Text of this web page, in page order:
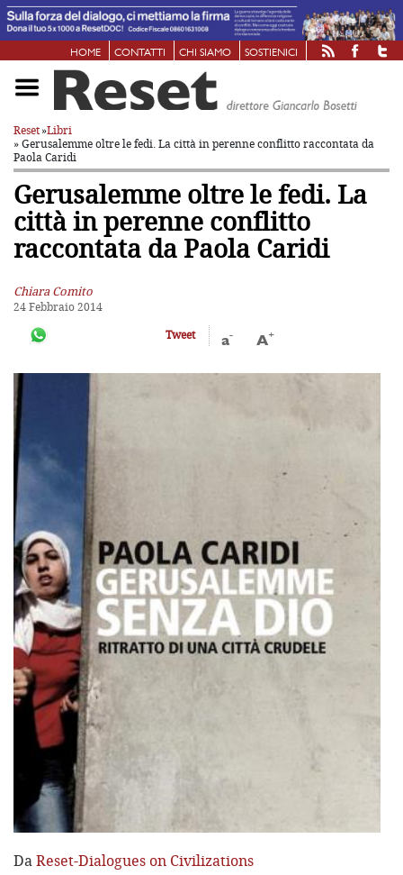
HOME CONTATTI CHI SIAMO SOSTIENICI
Reset»Libri
» Gerusalemme oltre le fedi. La città in perenne conflitto raccontata da
Paola Caridi
Gerusalemme oltre le fedi. La
città in perenne conflitto
raccontata da Paola Caridi
Chiara Comito
24 Febbraio 2014
Tweet
a- A+
DaReset-Dialogues on Civilizations